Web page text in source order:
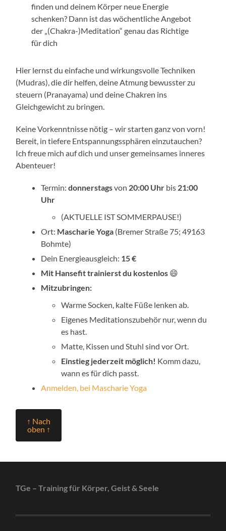
finden und deinem Körper neue Energie
schenken? Dann ist das wöchentliche Angebot
der „(Chakra-)Meditation“ genau das Richtige
für dich
Hier lernst du einfache und wirkungsvolle Techniken
(Mudras), die dir helfen, deine Atmung bewusster zu
steuern (Pranayama) und deine Chakren ins
Gleichgewicht zu bringen.
Keine Vorkenntnisse nötig – wir starten ganz von vorn!
Bereit, in tiefere Entspannungssphären einzutauchen?
Ich freue mich auf dich und unser gemeinsames inneres
Abenteuer!
Termin:donnerstagsvon 20:00 Uhr bis 21:00
Uhr
(AKTUELLE IST SOMMERPAUSE!)
Ort: Mascharie Yoga (Bremer Straße 75; 49163
Bohmte)
Dein Energieausgleich: 15 €
Mit Hansefit trainierst du kostenlos 😄
Mitzubringen:
Warme Socken, kalte Füße lenken ab.
Eigenes Meditationszubehör nur, wenn du
es hast.
Matte, Kissen und Stuhl sind vor Ort.
Einstieg jederzeit möglich! Komm dazu,
wann es für dich passt.
Anmelden, bei Mascharie Yoga
↑ Nach
oben ↑
TGe – Training für Körper, Geist & Seele